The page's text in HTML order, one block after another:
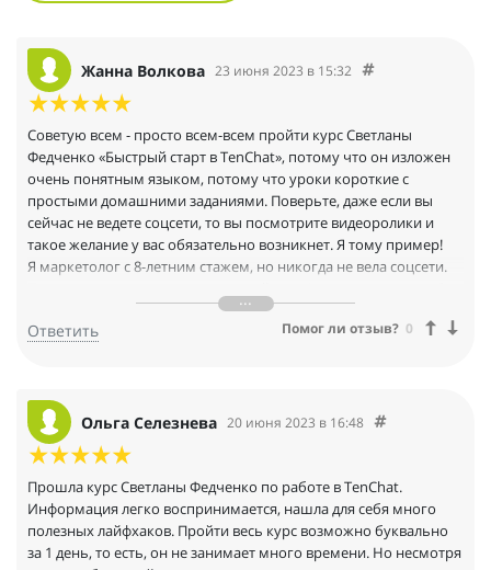
Жанна Волкова 23 июня 2023 в 15:32
Советую всем - просто всем-всем пройти курс Светланы
Федченко «Быстрый старт в TenChat», потому что он изложен
очень понятным языком, потому что уроки короткие с
простыми домашними заданиями. Поверьте, даже если вы
сейчас не ведете соцсети, то вы посмотрите видеоролики и
такое желание у вас обязательно возникнет. Я тому пример!
Я маркетолог с 8-летним стажем, но никогда не вела соцсети.
дней) и начала выполнять домашние задания, стала регулярно
выходить в соцсети, в том числе и в TenChat. Курс – это
Ответить Помог ли отзыв? 0
Ольга Селезнева 20 июня 2023 в 16:48
Прошла курс Светланы Федченко по работе в TenChat.
Информация легко воспринимается, нашла для себя много
полезных лайфхаков. Пройти весь курс возможно буквально
за 1 день, то есть, он не занимает много времени. Но несмотря